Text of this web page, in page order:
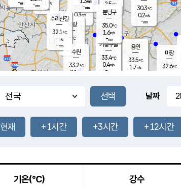
30.8℃
0.3m/s
- mm
-mm
-mm
용인
33.5℃
1.7m/s
30.3℃
0.2m/s
-mm
29.0
℃
34.1℃
1.0m/s
-mm
마장
32.6℃
의왕
- ℃
m/s
mm
2.1 m/s
-mm
-mm
-mm
-mm 2.5m/s
-mm
-mm
기흥구갈
33.4℃
0.4m/s
-
수리산길
32.1℃
-m/s
-mm
분당구
35.0℃
1.6m/s
-mm
수원
33.2℃
2.1 m/s
날짜
현재 +1시간 +3시간 +12시간
기온(℃) 강수